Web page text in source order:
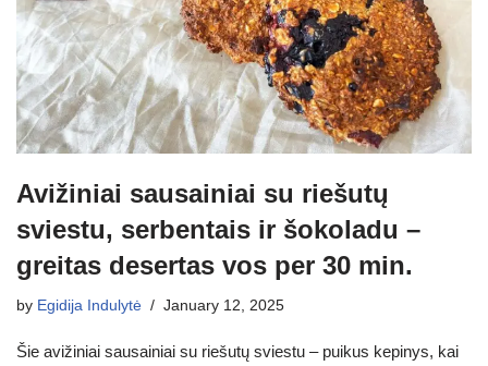
Avižiniai sausainiai su riešutų
sviestu, serbentais ir šokoladu –
greitas desertas vos per 30 min.
by Egidija Indulytė January 12, 2025
Šie avižiniai sausainiai su riešutų sviestu – puikus kepinys, kai